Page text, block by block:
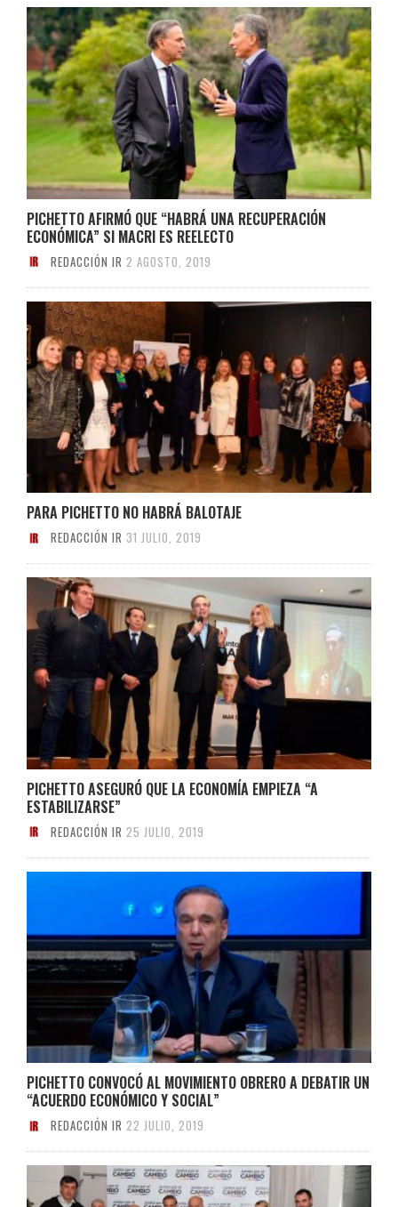
PICHETTO AFIRMÓ QUE “HABRÁ UNA RECUPERACIÓN
ECONÓMICA” SI MACRI ES REELECTO
REDACCIÓN IR 2 AGOSTO, 2019
PARA PICHETTO NO HABRÁ BALOTAJE
REDACCIÓN IR 31 JULIO, 2019
PICHETTO ASEGURÓ QUE LA ECONOMÍA EMPIEZA “A
ESTABILIZARSE”
REDACCIÓN IR 25 JULIO, 2019
PICHETTO CONVOCÓ AL MOVIMIENTO OBRERO A DEBATIR UN
“ACUERDO ECONÓMICO Y SOCIAL”
REDACCIÓN IR 22 JULIO, 2019